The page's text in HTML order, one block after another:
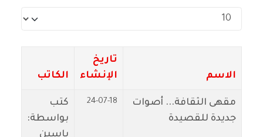
عدد الإظهارات:
الاسم
تاريخ
الإنشاء
الكاتب
مقهى الثقافة... أصوات
جديدة للقصيدة
24-07-18
كتب
بواسطة:
ياسين